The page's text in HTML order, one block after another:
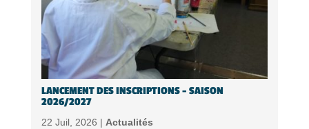
LANCEMENT DES INSCRIPTIONS – SAISON
2026/2027
22 Juil, 2026 | Actualités